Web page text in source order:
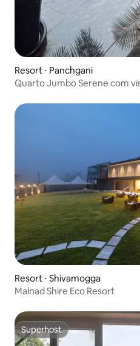
Resort ⋅ Panchgani
Quarto Jumbo Serene com
Resort ⋅ Shivamogga
Malnad Shire Eco Resort
Superhost
Superhost